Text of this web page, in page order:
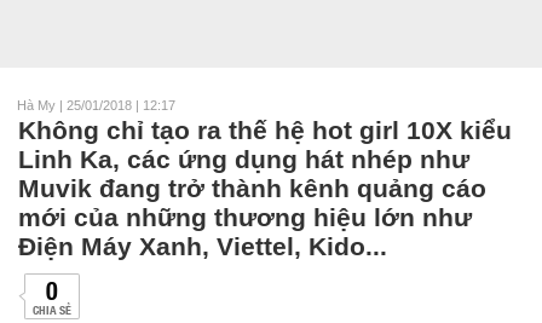
Hà My | 25/01/2018 | 12:17
Không chỉ tạo ra thế hệ hot girl 10X kiểu
Linh Ka, các ứng dụng hát nhép như
Muvik đang trở thành kênh quảng cáo
mới của những thương hiệu lớn như
Điện Máy Xanh, Viettel, Kido...
0
CHIA SẺ